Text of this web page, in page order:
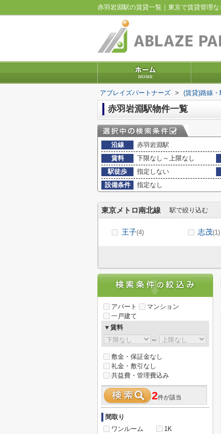
赤羽岩淵駅の賃貸一覧｜東京で賃貸管理
アブレイズパートナーズ > (賃貸)路線
赤羽岩淵駅物件一覧
沿線
赤羽岩淵駅
賃料
下限なし～上限なし
駅徒歩
指定しない
設備条件
指定なし
東京メトロ南北線 駅で絞り込む
王子(4) 志茂(1)
アパート
マンション
一戸建て
▼賃料
～
敷金・保証金なし
礼金・敷引なし
共益費・管理費込み
2件が該当
間取り
ワンルーム
1K